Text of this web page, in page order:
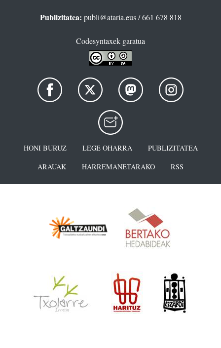
Publizitatea: publi@ataria.eus/ 661 678 818
Codesyntaxek garatua
HONI BURUZ LEGE OHARRA
PUBLIZITATEA
ARAUAK
HARREMANETARAKO RSS